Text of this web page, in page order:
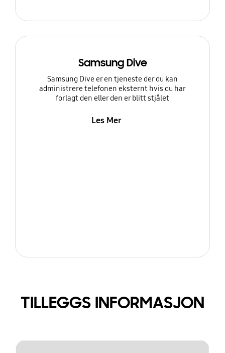
Samsung Dive
Samsung Dive er en tjeneste der du kan
administrere telefonen eksternt hvis du har
forlagt den eller den er blitt stjålet
Les Mer
TILLEGGS INFORMASJON